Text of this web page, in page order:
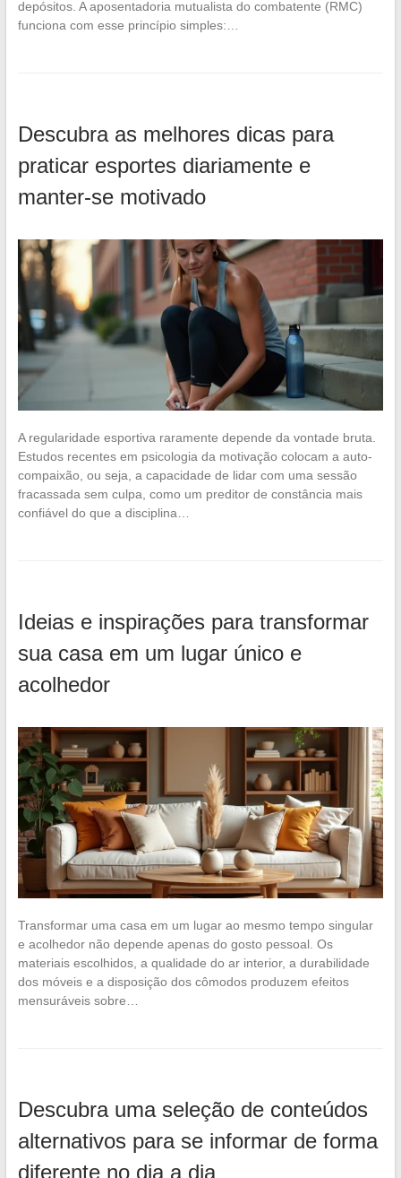
depósitos. A aposentadoria mutualista do combatente (RMC)
funciona com esse princípio simples:…
Descubra as melhores dicas para
praticar esportes diariamente e
manter-se motivado
A regularidade esportiva raramente depende da vontade bruta.
Estudos recentes em psicologia da motivação colocam a auto-
compaixão, ou seja, a capacidade de lidar com uma sessão
fracassada sem culpa, como um preditor de constância mais
confiável do que a disciplina…
Ideias e inspirações para transformar
sua casa em um lugar único e
acolhedor
Transformar uma casa em um lugar ao mesmo tempo singular
e acolhedor não depende apenas do gosto pessoal. Os
materiais escolhidos, a qualidade do ar interior, a durabilidade
dos móveis e a disposição dos cômodos produzem efeitos
mensuráveis sobre…
Descubra uma seleção de conteúdos
alternativos para se informar de forma
diferente no dia a dia